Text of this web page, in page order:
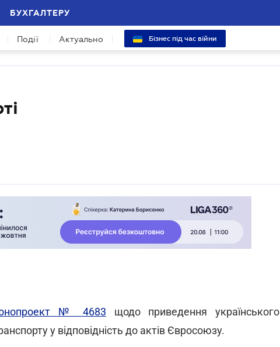
БУХГАЛТЕРУ
Події Актуально Бізнес під час війни
№ 4683 щодо приведення українського
у відповідність до актів Євросоюзу.